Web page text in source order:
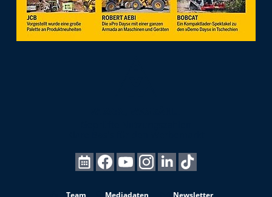
Team Mediadaten Newsletter